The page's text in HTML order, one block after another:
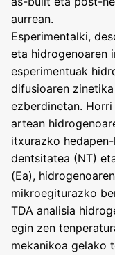
aurrean.
Esperimentalki,
eta hidrogenoaren
esperimentuak
difusioaren
ezberdinetan.
artean
itxurazko
dentsitatea (NT)
(Ea),
mikroegiturazko
TDA analisia
egin zen
mekanikoa gelako